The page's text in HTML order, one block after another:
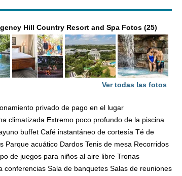
Hill Country Resort and Spa Fotos (25)
Ver todas las fotos
privado de pago en el lugar
climatizada Extremo poco profundo de la piscina
buffet Café instantáneo de cortesía Té de
acuático Dardos Tenis de mesa Recorridos
de juegos para niños al aire libre Tronas
Sala de banquetes Salas de reuniones